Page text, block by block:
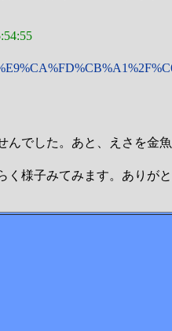
んでした。あと、えさを
様子みてみます。ありがと